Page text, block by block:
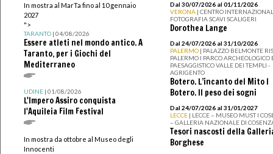
In mostra al MarTa fino al 10 gennaio
2027
">
TARANTO| 04/08/2026
Essere atleti nel mondo antico. A
Taranto, per i Giochi del
Mediterraneo
UDINE| 01/08/2026
L'Impero Assiro conquista
l'Aquileia Film Festival
In mostra da ottobre al Museo degli
Innocenti
Dal 30/07/2026 al 01/11/2026
VERONA | CENTRO
FOTOGRAFIA SCAVI SCALIGERI
Dorothea Lange
Dal 24/07/2026 al 31/10/2026
PALERMO | PALAZZO BELMONTE
PALERMO I PARCO ARCHEOLOGICO
PAESAGGISTICO VALLE DEI TEMPLI -
AGRIGENTO
Botero. L’incanto del Mito I
Botero. Il peso dei sogni
Dal 24/07/2026 al 31/01/2027
LECCE | LECCE – MUSEO MUST I
– GALLERIA NAZIONALE DI
Tesori nascosti della
Borghese